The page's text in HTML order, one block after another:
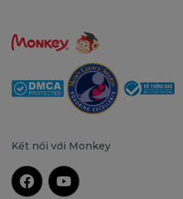
Kết nối với Monkey